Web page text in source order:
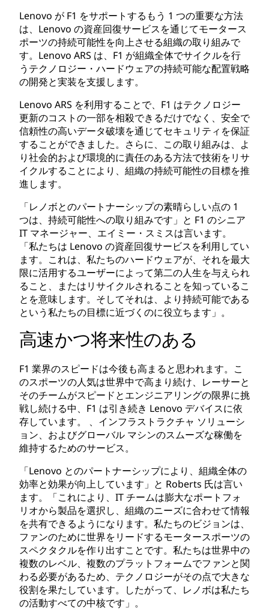
Lenovo が F1 をサポートするもう 1 つの重要な方法
は、Lenovo の資産回復サービスを通じてモータース
ポーツの持続可能性を向上させる組織の取り組みで
す。Lenovo ARS は、F1 が組織全体でサイクルを行
うテクノロジー・ハードウェアの持続可能な配置戦略
の開発と実装を支援します。
Lenovo ARS を利用することで、F1 はテクノロジー
更新のコストの一部を相殺できるだけでなく、安全で
信頼性の高いデータ破壊を通じてセキュリティを保証
することができました。さらに、この取り組みは、よ
り社会的および環境的に責任のある方法で技術をリサ
イクルすることにより、組織の持続可能性の目標を推
進します。
「レノボとのパートナーシップの素晴らしい点の 1
つは、持続可能性への取り組みです」と F1 のシニア
IT マネージャー、エイミー・スミスは言います。
「私たちは Lenovo の資産回復サービスを利用してい
ます。これは、私たちのハードウェアが、それを最大
限に活用するユーザーによって第二の人生を与えられ
ること、またはリサイクルされることを知っているこ
とを意味します。そしてそれは、より持続可能である
という私たちの目標に近づくのに役立ちます」。
高速かつ将来性のある
F1 業界のスピードは今後も高まると思われます。こ
のスポーツの人気は世界中で高まり続け、レーサーと
そのチームがスピードとエンジニアリングの限界に挑
戦し続ける中、F1 は引き続き Lenovo デバイスに依
存しています。 、インフラストラクチャ ソリューシ
ョン、およびグローバル マシンのスムーズな稼働を
維持するためのサービス。
「Lenovo とのパートナーシップにより、組織全体の
効率と効果が向上しています」と Roberts 氏は言い
ます。「これにより、IT チームは膨大なポートフォ
リオから製品を選択し、組織のニーズに合わせて情報
を共有できるようになります。私たちのビジョンは、
ファンのために世界をリードするモータースポーツの
スペクタクルを作り出すことです。私たちは世界中の
複数のレベル、複数のプラットフォームでファンと関
わる必要があるため、テクノロジーがその点で大きな
役割を果たしています。したがって、レノボは私たち
の活動すべての中核です」。